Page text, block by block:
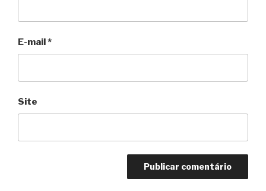
E-mail*
Site